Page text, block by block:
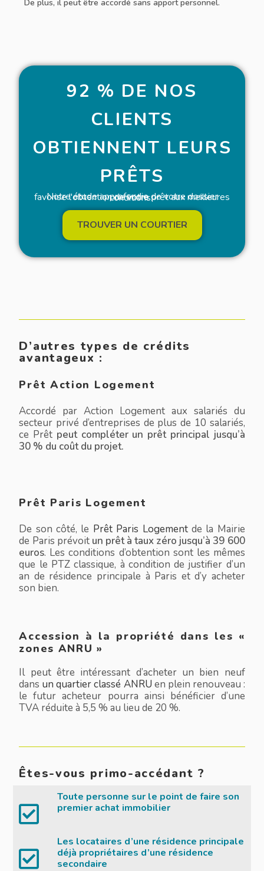
De plus, il peut être accordé sans apport personnel.
92 % DE NOS
CLIENTS
OBTIENNENT LEURS
PRÊTS
Notre étude approfondie de votre dossier favorise l'obtention de votre prêt aux meilleures conditions.
TROUVER UN COURTIER
D’autres types de crédits
avantageux :
Prêt Action Logement
Accordé par Action Logement aux salariés du
secteur privé d’entreprises de plus de 10 salariés,
ce Prêt peut compléter un prêt principal jusqu’à
30 % du coût du projet.
Prêt Paris Logement
De son côté, le Prêt Paris Logementde la Mairie
de Paris prévoit un prêt à taux zéro jusqu’à 39 600
euros. Les conditions d’obtention sont les mêmes
que le PTZ classique, à condition de justifier d’un
an de résidence principale à Paris et d’y acheter
son bien.
Accession à la propriété dans les «
zones ANRU »
Il peut être intéressant d’acheter un bien neuf
dans un quartier classé ANRU en plein renouveau :
le futur acheteur pourra ainsi bénéficier d’une
TVA réduite à 5,5 % au lieu de 20 %.
Êtes-vous primo-accédant ?
Toute personne sur le point de faire son
premier achat immobilier
Les locataires d’une résidence principale
déjà propriétaires d’une résidence
secondaire